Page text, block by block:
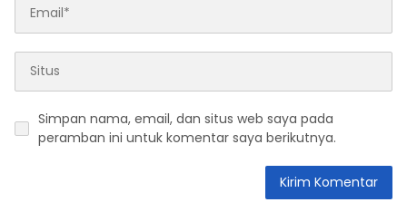
Simpan nama, email, dan situs web saya pada
peramban ini untuk komentar saya berikutnya.